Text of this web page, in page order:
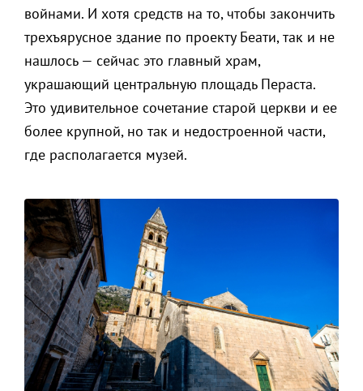
войнами. И хотя средств на то, чтобы закончить
трехъярусное здание по проекту Беати, так и не
нашлось — сейчас это главный храм,
украшающий центральную площадь Пераста.
Это удивительное сочетание старой церкви и ее
более крупной, но так и недостроенной части,
где располагается музей.